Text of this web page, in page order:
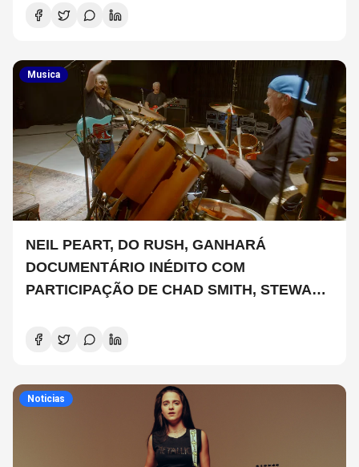
Musica
NEIL PEART, DO RUSH, GANHARÁ
DOCUMENTÁRIO INÉDITO COM
PARTICIPAÇÃO DE CHAD SMITH, STEWART
Noticias